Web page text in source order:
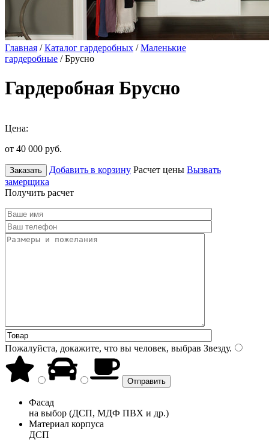
Главная /Каталог гардеробных /Маленькие
гардеробные / Брусно
Гардеробная Брусно
Цена:
от 40 000 руб.
Заказать Добавить в корзину Расчет цены Вызвать
замерщика
Получить расчет
Пожалуйста, докажите, что вы человек, выбрав Звезду.
Фасад
на выбор (ДСП, МДФ ПВХ и др.)
Материал корпуса
ДСП